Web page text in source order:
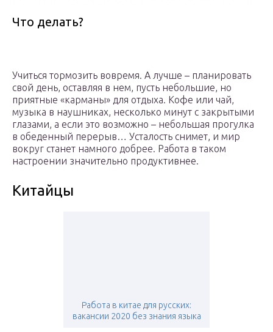
Что делать?
Учиться тормозить вовремя. А лучше – планировать
свой день, оставляя в нем, пусть небольшие, но
приятные «карманы» для отдыха. Кофе или чай,
музыка в наушниках, несколько минут с закрытыми
глазами, а если это возможно – небольшая прогулка
в обеденный перерыв… Усталость снимет, и мир
вокруг станет намного добрее. Работа в таком
настроении значительно продуктивнее.
Китайцы
Работа в китае для русских:
вакансии 2020 без знания языка